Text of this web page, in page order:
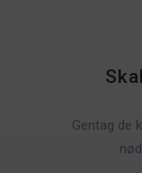
Gentag de